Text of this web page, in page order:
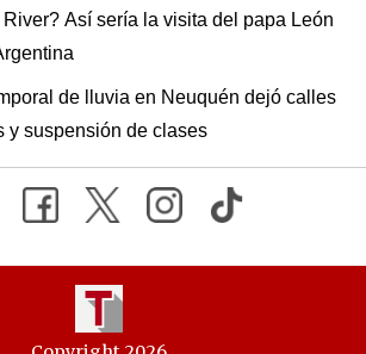
Así sería la visita del papa León
de lluvia en Neuquén dejó calles
y suspensión de clases